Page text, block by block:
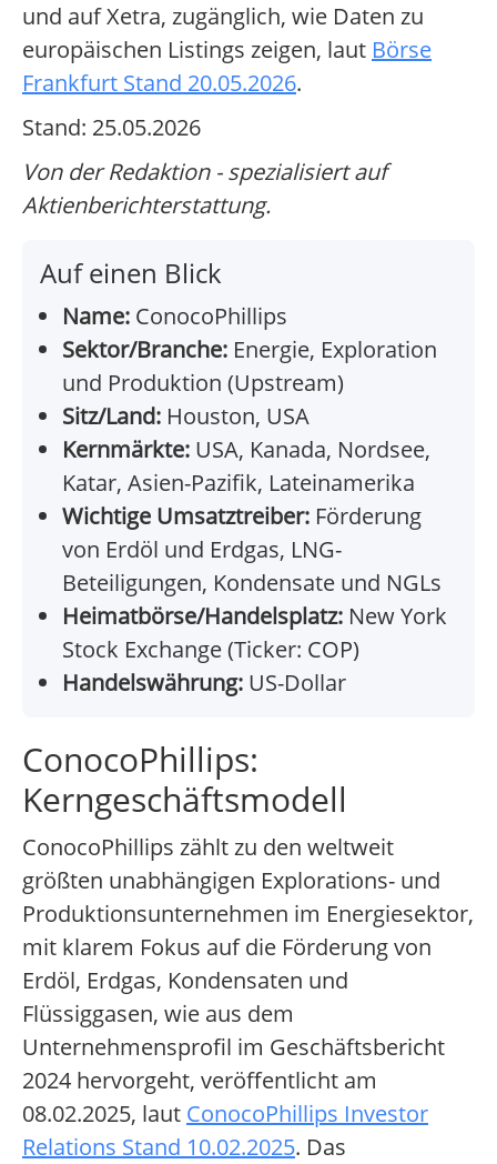
und auf Xetra, zugänglich, wie Daten zu
europäischen Listings zeigen, laut Börse
Frankfurt Stand 20.05.2026.
Stand: 25.05.2026
Von der Redaktion - spezialisiert auf
Aktienberichterstattung.
Auf einen Blick
Name: ConocoPhillips
Sektor/Branche: Energie, Exploration
und Produktion (Upstream)
Sitz/Land: Houston, USA
Kernmärkte: USA, Kanada, Nordsee,
Katar, Asien-Pazifik, Lateinamerika
Wichtige Umsatztreiber: Förderung
von Erdöl und Erdgas, LNG-
Beteiligungen, Kondensate und NGLs
Heimatbörse/Handelsplatz: New York
Stock Exchange (Ticker: COP)
Handelswährung: US-Dollar
ConocoPhillips:
Kerngeschäftsmodell
ConocoPhillips zählt zu den weltweit
größten unabhängigen Explorations- und
Produktionsunternehmen im Energiesektor,
mit klarem Fokus auf die Förderung von
Erdöl, Erdgas, Kondensaten und
Flüssiggasen, wie aus dem
Unternehmensprofil im Geschäftsbericht
2024 hervorgeht, veröffentlicht am
08.02.2025, laut ConocoPhillips Investor
Relations Stand 10.02.2025. Das